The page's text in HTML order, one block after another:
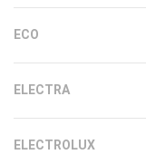
ECO
ELECTRA
ELECTROLUX